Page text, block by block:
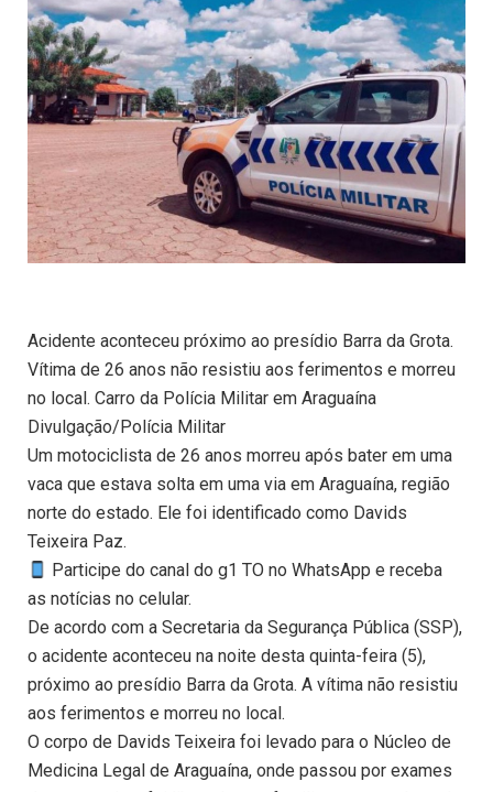
Acidente aconteceu próximo ao presídio Barra da Grota.
Vítima de 26 anos não resistiu aos ferimentos e morreu
no local. Carro da Polícia Militar em Araguaína
Divulgação/Polícia Militar
Um motociclista de 26 anos morreu após bater em uma
vaca que estava solta em uma via em Araguaína, região
norte do estado. Ele foi identificado como Davids
Teixeira Paz.
Participe do canal do g1 TO no WhatsApp e receba
as notícias no celular.
De acordo com a Secretaria da Segurança Pública (SSP),
o acidente aconteceu na noite desta quinta-feira (5),
próximo ao presídio Barra da Grota. A vítima não resistiu
aos ferimentos e morreu no local.
O corpo de Davids Teixeira foi levado para o Núcleo de
Medicina Legal de Araguaína, onde passou por exames